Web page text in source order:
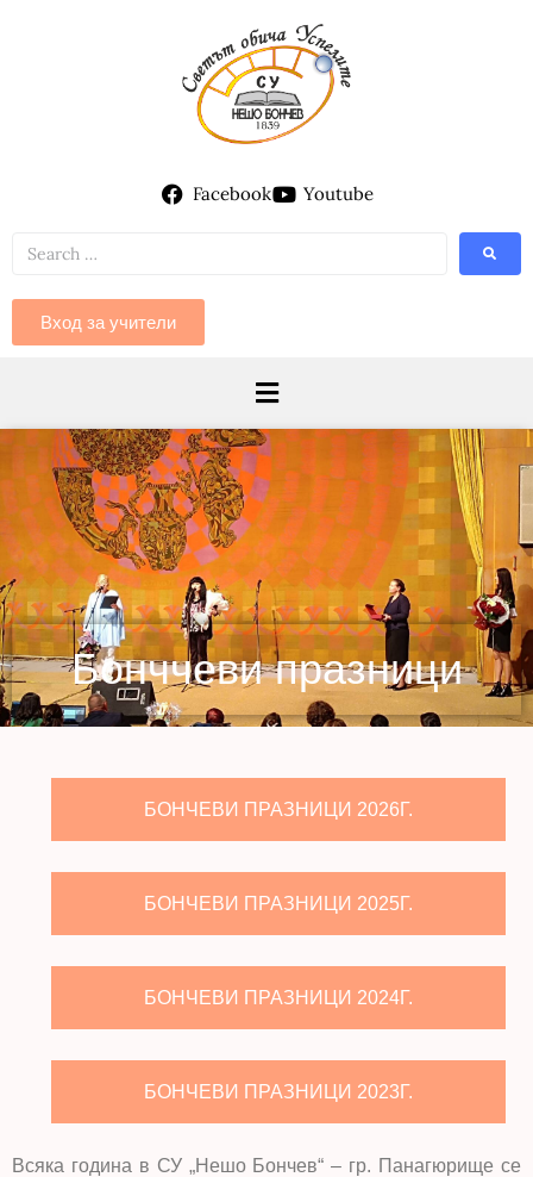
Facebook Youtube
Вход за учители
Бонччеви празници
БОНЧЕВИ ПРАЗНИЦИ 2026Г.
БОНЧЕВИ ПРАЗНИЦИ 2025Г.
БОНЧЕВИ ПРАЗНИЦИ 2024Г.
БОНЧЕВИ ПРАЗНИЦИ 2023Г.
Всяка година в СУ „Нешо Бончев“ – гр. Панагюрище се